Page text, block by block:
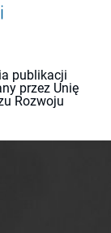
publikacji
przez Unię
Rozwoju